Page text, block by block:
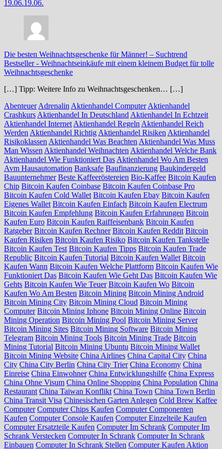
19.06.19.06.
Die besten Weihnachtsgeschenke für Männer! – Suchtrend
Bestseller- Weihnachtseinkäufe mit einem kleinem Budget für tolle
Weihnachtsgeschenke
[…] Tipp: Weitere Info zu Weihnachtsgeschenken… […]
Abenteuer Adrenalin Aktienhandel Computer Aktienhandel
Crashkurs Aktienhandel In Deutschland Aktienhandel In Echtzeit
Aktienhandel Internet Aktienhandel Regeln Aktienhandel Reich
Werden Aktienhandel Richtig Aktienhandel Risiken Aktienhandel
Risikoklassen Aktienhandel Was Beachten Aktienhandel Was Muss
Man Wissen Aktienhandel Weihnachten Aktienhandel Welche Bank
Aktienhandel Wie Funktioniert Das Aktienhandel Wo Am Besten
Avm Hausautomation Banksafe Baufinanzierung Baukindergeld
Bauunternehmer Beste Kaffeeröstereien Bio-Kaffee Bitcoin Kaufen
Chip Bitcoin Kaufen Coinbase Bitcoin Kaufen Coinbase Pro
Bitcoin Kaufen Cold Wallet Bitcoin Kaufen Ebay Bitcoin Kaufen
Eigenes Wallet Bitcoin Kaufen Einfach Bitcoin Kaufen Electrum
Bitcoin Kaufen Empfehlung Bitcoin Kaufen Erfahrungen Bitcoin
Kaufen Euro Bitcoin Kaufen Raiffeisenbank Bitcoin Kaufen
Ratgeber Bitcoin Kaufen Rechner Bitcoin Kaufen Reddit Bitcoin
Kaufen Risiken Bitcoin Kaufen Risiko Bitcoin Kaufen Tankstelle
Bitcoin Kaufen Test Bitcoin Kaufen Tipps Bitcoin Kaufen Trade
Republic Bitcoin Kaufen Tutorial Bitcoin Kaufen Wallet Bitcoin
Kaufen Wann Bitcoin Kaufen Welche Plattform Bitcoin Kaufen Wie
Funktioniert Das Bitcoin Kaufen Wie Geht Das Bitcoin Kaufen Wie
Gehts Bitcoin Kaufen Wie Teuer Bitcoin Kaufen Wo Bitcoin
Kaufen Wo Am Besten Bitcoin Mining Bitcoin Mining Android
Bitcoin Mining City Bitcoin Mining Cloud Bitcoin Mining
Computer Bitcoin Mining Iphone Bitcoin Mining Online Bitcoin
Mining Operation Bitcoin Mining Pool Bitcoin Mining Server
Bitcoin Mining Sites Bitcoin Mining Software Bitcoin Mining
Telegram Bitcoin Mining Tools Bitcoin Mining Trade Bitcoin
Mining Tutorial Bitcoin Mining Ubuntu Bitcoin Mining Wallet
Bitcoin Mining Website China Airlines China Capital City China
City China City Berlin China City Trier China Economy China
Einreise China Einwohner China Entwicklungshilfe China Express
China Ohne Visum China Online Shopping China Population China
Restaurant China Taiwan Konflikt China Town China Town Berlin
China Transit Visa Chinesischen Garten Anlegen Cold Brew Kaffee
Computer Computer Chips Kaufen Computer Componenten
Kaufen Computer Console Kaufen Computer Einzelteile Kaufen
Computer Ersatzteile Kaufen Computer Im Schrank Computer Im
Schrank Verstecken Computer In Schrank Computer In Schrank
Einbauen Computer In Schrank Stellen Computer Kaufen Aktion